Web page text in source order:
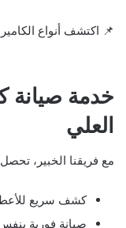
📌 اكتشف أنواع
خدمة صيانة
العلي
مع فريقنا الخبير،
كشف سريع
صيانة فورية